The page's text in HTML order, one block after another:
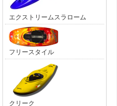
エクストリームスラローム
フリースタイル
クリーク